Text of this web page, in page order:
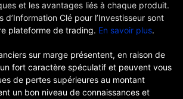
et les avantages liés à chaque produit.
d’Information Clé pour l’Investisseur sont
plateforme de trading. En savoir plus.
sur marge présentent, en raison de
fort caractère spéculatif et peuvent vous
de pertes supérieures au montant
un bon niveau de connaissances et